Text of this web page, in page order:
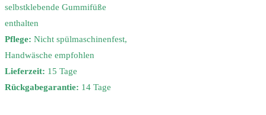
selbstklebende Gummifüße
enthalten
Pflege: Nicht spülmaschinenfest,
Handwäsche empfohlen
Lieferzeit: 15 Tage
Rückgabegarantie: 14 Tage